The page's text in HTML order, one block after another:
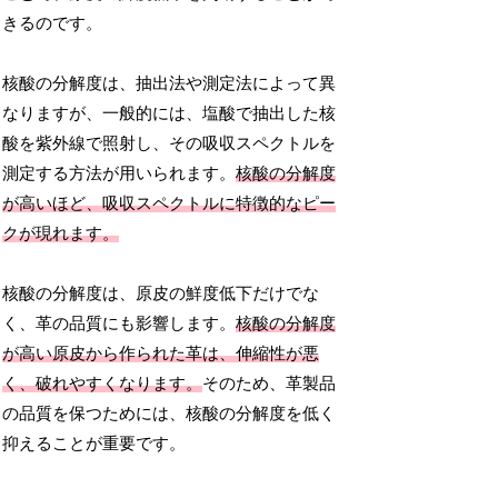
きるのです。
核酸の分解度は、抽出法や測定法によって異
なりますが、一般的には、塩酸で抽出した核
酸を紫外線で照射し、その吸収スペクトルを
測定する方法が用いられます。核酸の分解度
が高いほど、吸収スペクトルに特徴的なピー
クが現れます。
核酸の分解度は、原皮の鮮度低下だけでな
く、革の品質にも影響します。核酸の分解度
が高い原皮から作られた革は、伸縮性が悪
く、破れやすくなります。そのため、革製品
の品質を保つためには、核酸の分解度を低く
抑えることが重要です。